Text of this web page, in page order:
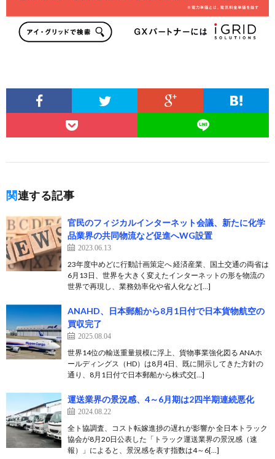
関連する記事
官民のフィジカルインターネット会議、新たに化学
品業界の共同物流など促進へWG設置
2023.06.13
23年度中めどに行動計画策定へ 経済産業、国土交通の両省は
6月13日、世界を大きく変えたインターネットの形を物流の
世界で再現し、業務効率化や省人化など[…]
ANAHD、日本郵船から8月1日付で日本貨物航空の
買収完了
2025.08.04
世界14位の輸送重量規模に浮上、貨物事業強化図る ANAホ
ールディングス（HD）は8月4日、既に開示してきた方針の
通り、8月1日付で日本郵船から株式交[…]
運送業界の景況感、4～6月期は2四半期連続悪化
2024.08.22
全ト協調査、コスト転嫁進捗の遅れが影響か 全日本トラック
協会が8月20日公表した「トラック運送業界の景況感（速
報）」によると、景況感を表す指数は4～6[…]